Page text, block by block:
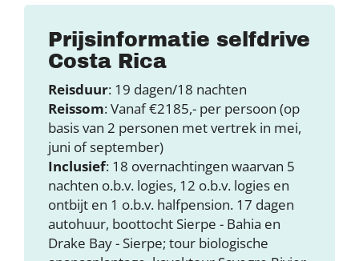
Prijsinformatie selfdrive
Costa Rica
Reisduur: 19 dagen/18 nachten
Reissom: Vanaf €2185,- per persoon (op
basis van 2 personen met vertrek in mei,
juni of september)
Inclusief: 18 overnachtingen waarvan 5
nachten o.b.v. logies, 12 o.b.v. logies en
ontbijt en 1 o.b.v. halfpension. 17 dagen
autohuur, boottocht Sierpe - Bahia en
Drake Bay - Sierpe; tour biologische